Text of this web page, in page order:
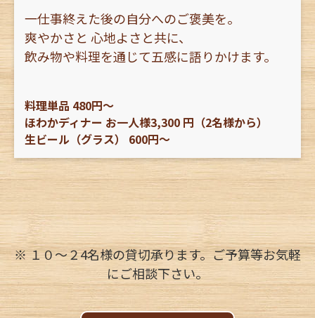
一仕事終えた後の自分へのご褒美を。
爽やかさと 心地よさと共に、
飲み物や料理を通じて五感に語りかけます。
料理単品 480円〜
ほわかディナー お一人様3,300 円（2名様から）
生ビール（グラス） 600円〜
※ １０〜２4名様の貸切承ります。ご予算等お気軽
にご相談下さい。